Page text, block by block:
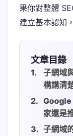
果你對整體
建立基本認知
文章目錄
子網域
構講清
Google
家還是
子網域